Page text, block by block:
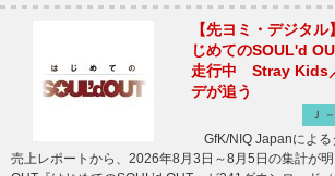
【先ヨミ・デジタ
じめてのSOUL'd
走行中 Stray Kids
デが追う
Ｊ
GfK/NIQ Japanによる
売上レポートから、2026年8月3日～8月5日の集計が明